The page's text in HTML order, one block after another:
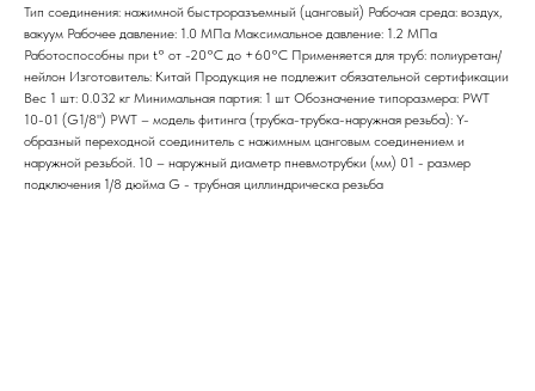
Тип соединения: нажимной быстроразъемный (цанговый) Рабочая среда: воздух,
вакуум Рабочее давление: 1.0 МПа Максимальное давление: 1.2 МПа
Работоспособны при t° от -20°С до +60°С Применяется для труб: полиуретан/
нейлон Изготовитель: Китай Продукция не подлежит обязательной сертификации
Вес 1 шт: 0.032 кг Минимальная партия: 1 шт Обозначение типоразмера: PWT
10-01 (G1/8") PWT – модель фитинга (трубка-трубка-наружная резьба): Y-
образный переходной соединитель с нажимным цанговым соединением и
наружной резьбой. 10 – наружный диаметр пневмотрубки (мм) 01 - размер
подключения 1/8 дюйма G - трубная циллиндрическа резьба